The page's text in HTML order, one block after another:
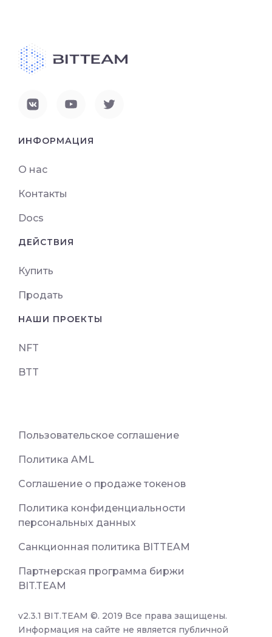
ИНФОРМАЦИЯ
О нас
Контакты
Docs
ДЕЙСТВИЯ
Купить
Продать
НАШИ ПРОЕКТЫ
NFT
BTT
Пользовательское соглашение
Политика AML
Соглашение о продаже токенов
Политика конфиденциальности
персональных данных
Санкционная политика BITTEAM
Партнерская программа биржи
BIT.TEAM
v2.3.1 BIT.TEAM ©. 2019 Все права защищены.
Информация на сайте не является публичной